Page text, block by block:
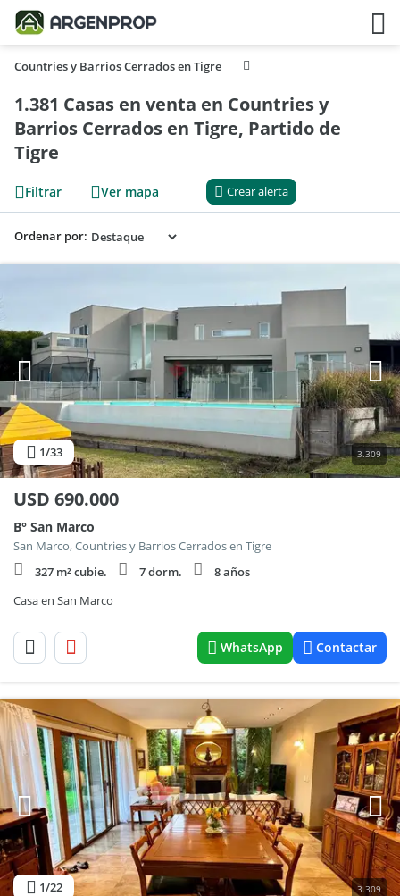
Countries y Barrios Cerrados en Tigre
1.381 Casas en venta en Countries y
Barrios Cerrados en Tigre, Partido de
Tigre
Filtrar Ver mapa Crear alerta
Ordenar por:
1/33 3.309
USD 690.000
B° San Marco
San Marco, Countries y Barrios Cerrados en Tigre
327 m² cubie.
7 dorm.
8 años
Casa en San Marco
WhatsApp Contactar
1/22 3.309